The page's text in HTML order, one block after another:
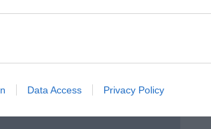
Data Access Privacy Policy